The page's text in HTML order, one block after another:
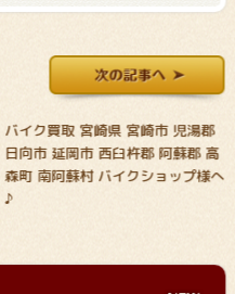
バイク買取 宮崎県 宮崎市 児湯郡
日向市 延岡市 西臼杵郡 阿蘇郡 高
森町 南阿蘇村 バイクショップ様へ
♪